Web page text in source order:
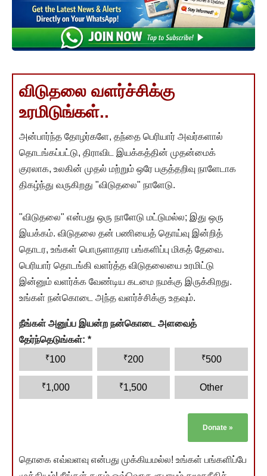
விடுதலை வளர்ச்சிக்கு
உரமிடுங்கள்..
அன்பார்ந்த தோழர்களே, தந்தை பெரியார் அவர்களால்
தொடங்கப்பட்டு, திராவிட இயக்கத்தின் முதன்மைக்
குரலாக, உலகின் முதல் மற்றும் ஒரே பகுத்தறிவு நாளேடாக
திகழ்ந்து வருகிறது "விடுதலை" நாளேடு.
"விடுதலை" என்பது ஒரு நாளேடு மட்டுமல்ல; இது ஒரு
இயக்கம். விடுதலை தன் பணியைத் தொய்வு இன்றித்
தொடர, உங்கள் பொருளாதார பங்களிப்பு மிகத் தேவை.
பெரியார் தொடங்கி வளர்த்த விடுதலையை உரமிட்டு
இன்னும் வளர்க்க வேண்டிய கடமை நமக்கு இருக்கிறது.
உங்கள் நன்கொடை அந்த வளர்ச்சிக்கு உதவும்.
நீங்கள் அனுப்ப இயன்ற நன்கொடை அளவைத்
தேர்ந்தெடுங்கள்: *
₹100 ₹200 ₹500
₹1,000 ₹1,500 Other
Donate »
தொகை எவ்வளவு என்பது முக்கியமல்ல! உங்கள் பங்களிப்பே